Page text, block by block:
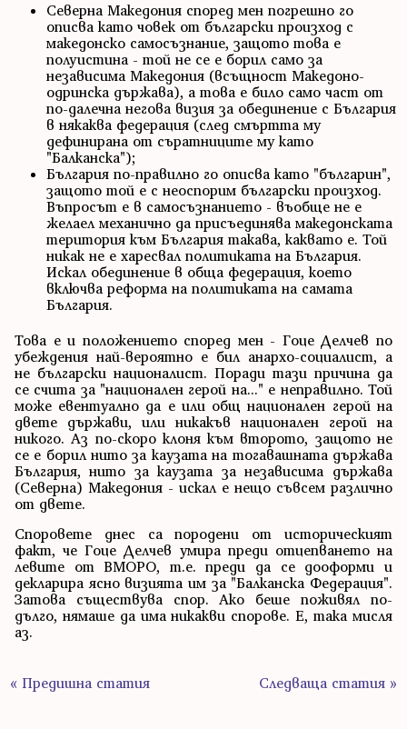
Северна Македония според мен погрешно го
описва като човек от български произход с
македонско самосъзнание, защото това е
полуистина - той не се е борил само за
независима Македония (всъщност Македоно-
одринска държава), а това е било само част от
по-далечна негова визия за обединение с България
в някаква федерация (след смъртта му
дефинирана от съратниците му като
"Балканска");
България по-правилно го описва като "българин",
защото той е с неоспорим български произход.
Въпросът е в самосъзнанието - въобще не е
желаел механично да присъединява македонската
територия към България такава, каквато е. Той
никак не е харесвал политиката на България.
Искал обединение в обща федерация, което
включва реформа на политиката на самата
България.
Това е и положението според мен - Гоце Делчев по
убеждения най-вероятно е бил анархо-социалист, а
не български националист. Поради тази причина да
се счита за "национален герой на..." е неправилно. Той
може евентуално да е или общ национален герой на
двете държави, или никакъв национален герой на
никого. Аз по-скоро клоня към второто, защото не
се е борил нито за каузата на тогавашната държава
България, нито за каузата за независима държава
(Северна) Македония - искал е нещо съвсем различно
от двете.
Споровете днес са породени от историческият
факт, че Гоце Делчев умира преди отцепването на
левите от ВМОРО, т.е. преди да се дооформи и
декларира ясно визията им за "Балканска Федерация".
Затова съществува спор. Ако беше поживял по-
дълго, нямаше да има никакви спорове. Е, така мисля
аз.
« Предишна статия Следваща статия »